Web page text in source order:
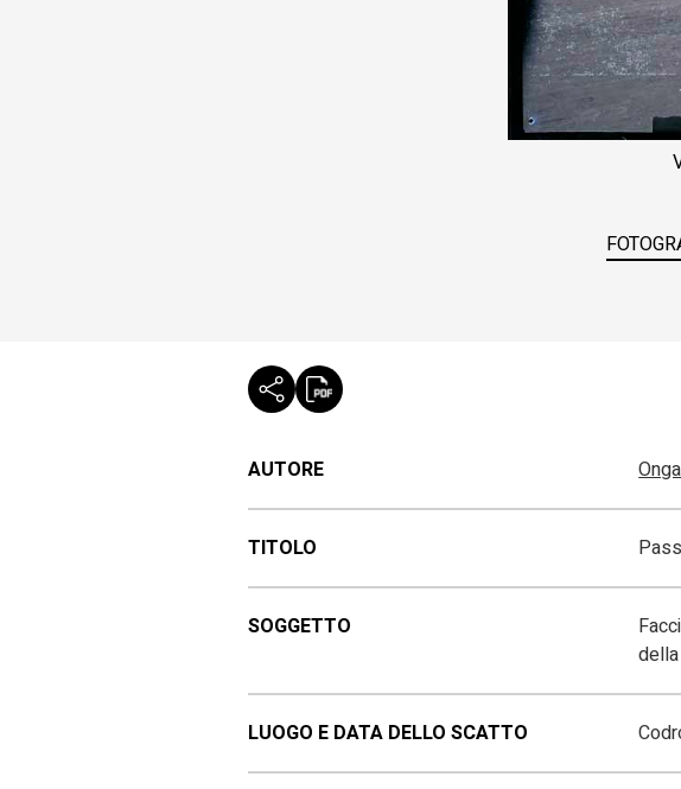
AUTORE
TITOLO
SOGGETTO
LUOGO E DATA DELLO SCATTO